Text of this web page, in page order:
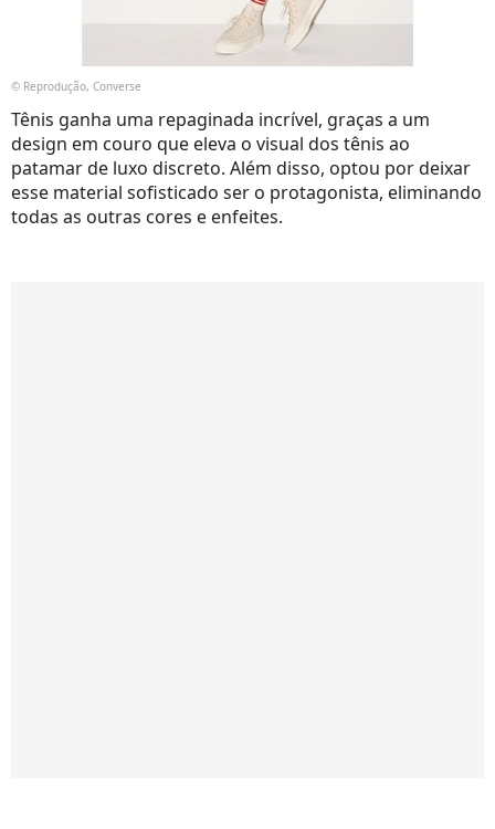
© Reprodução, Converse
Tênis ganha uma repaginada incrível, graças a um
design em couro que eleva o visual dos tênis ao
patamar de luxo discreto. Além disso, optou por deixar
esse material sofisticado ser o protagonista, eliminando
todas as outras cores e enfeites.